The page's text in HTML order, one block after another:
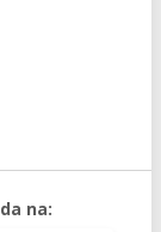
na: